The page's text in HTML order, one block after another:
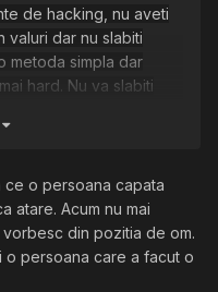
de hacking, nu aveti
valuri dar nu slabiti
metoda simpla dar
hard. Nu va slabiti
tot posibilul sa
intr-o comunitate.
in garda pana ajunge
mai repede in pace. In
si cu siguranta data
deranjeze cu ceva.
ce o persoana capata
atare. Acum nu mai
din pozitia de om.
o persoana care a facut o